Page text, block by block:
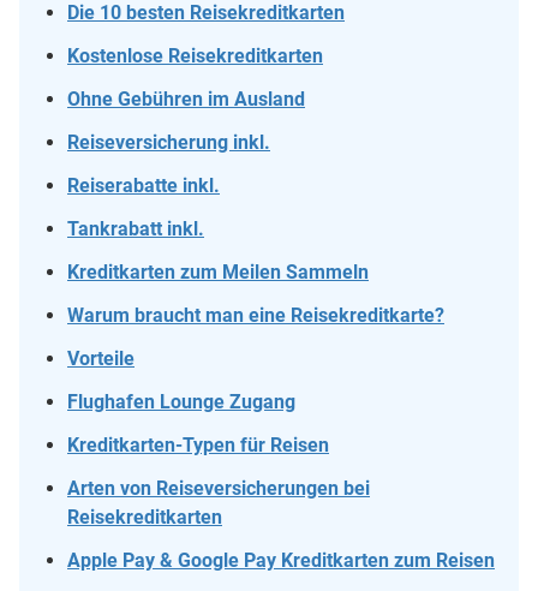
Die 10 besten Reisekreditkarten
Kostenlose Reisekreditkarten
Ohne Gebühren im Ausland
Reiseversicherung inkl.
Reiserabatte inkl.
Tankrabatt inkl.
Kreditkarten zum Meilen Sammeln
Warum braucht man eine Reisekreditkarte?
Vorteile
Flughafen Lounge Zugang
Kreditkarten-Typen für Reisen
Arten von Reiseversicherungen bei
Reisekreditkarten
Apple Pay & Google Pay Kreditkarten zum Reisen